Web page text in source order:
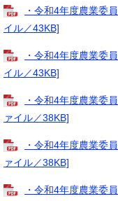
・令和4年度農業委
イル／43KB]
・令和4年度農業委
イル／43KB]
・令和4年度農業委
ァイル／38KB]
・令和4年度農業委
ァイル／38KB]
・令和4年度農業委